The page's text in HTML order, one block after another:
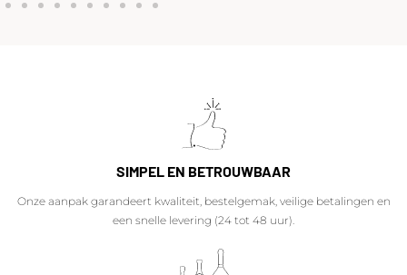
SIMPEL EN BETROUWBAAR
Onze aanpak garandeert kwaliteit, bestelgemak, veilige betalingen en
een snelle levering (24 tot 48 uur).